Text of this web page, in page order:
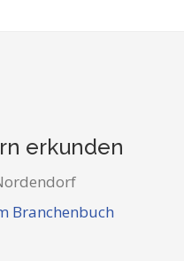
erkunden
Branchenbuch